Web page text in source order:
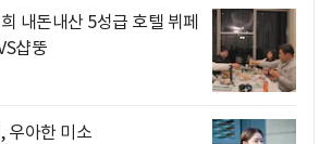
내돈내산 5성급 호텔 뷔페
샵뚱
우아한 미소